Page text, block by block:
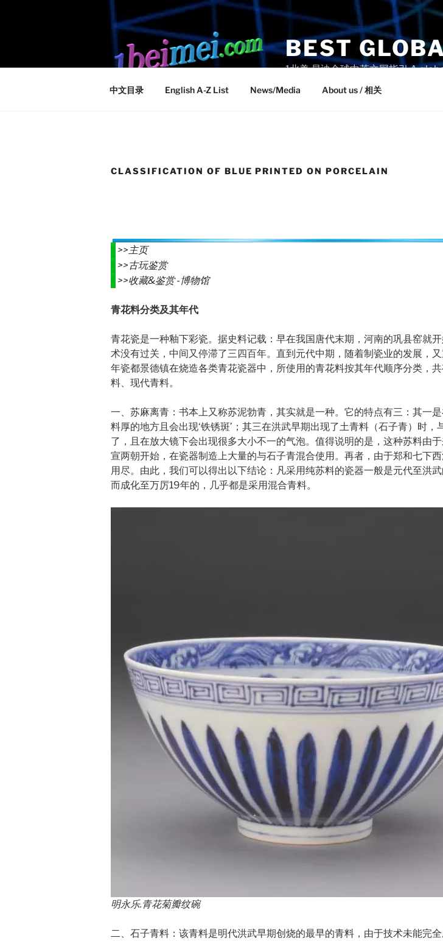
BEST
1北美 易迪全球中英文网指引 A
中文目录 English A-Z List News/Media About us / 相关
CLASSIFICATION OF BLUE PRINTED ON PORCELAIN
>> 主页
>>古玩鉴赏
>>收藏&鉴赏 -博物馆
青花料分类及其年代
青花瓷是一种釉下彩瓷。据史料记载：早在我国唐代末期，河南的巩县窑就
术没有过关，中间又停滞了三四百年。直到元代中期，随着制瓷业的发展，
年瓷都景德镇在烧造各类青花瓷器中，所使用的青花料按其年代顺序分类，
料、现代青料。
一、苏麻离青：书本上又称苏泥勃青，其实就是一种。它的特点有三：其一
料厚的地方且会出现‘铁锈斑’；其三在洪武早期出现了土青料（石子青）时
了，且在放大镜下会出现很多大小不一的气泡。值得说明的是，这种苏料由
宣两朝开始，在瓷器制造上大量的与石子青混合使用。再者，由于郑和七下
用尽。由此，我们可以得出以下结论：凡采用纯苏料的瓷器一般是元代至洪
而成化至万厉19年的，几乎都是采用混合青料。
明永乐.青花菊瓣纹碗
二、石子青料：该青料是明代洪武早期创烧的最早的青料，由于技术未能完